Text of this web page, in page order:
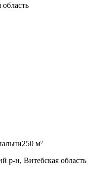
250 м²
р-н, Витебская область